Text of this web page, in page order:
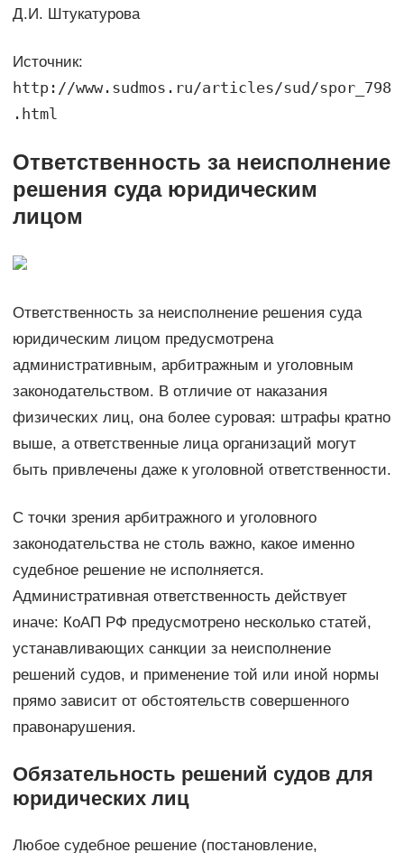
Д.И. Штукатурова
Источник:
http://www.sudmos.ru/articles/sud/spor_798
.html
Ответственность за неисполнение
решения суда юридическим
лицом
Ответственность за неисполнение решения суда
юридическим лицом предусмотрена
административным, арбитражным и уголовным
законодательством. В отличие от наказания
физических лиц, она более суровая: штрафы кратно
выше, а ответственные лица организаций могут
быть привлечены даже к уголовной ответственности.
С точки зрения арбитражного и уголовного
законодательства не столь важно, какое именно
судебное решение не исполняется.
Административная ответственность действует
иначе: КоАП РФ предусмотрено несколько статей,
устанавливающих санкции за неисполнение
решений судов, и применение той или иной нормы
прямо зависит от обстоятельств совершенного
правонарушения.
Обязательность решений судов для
юридических лиц
Любое судебное решение (постановление,